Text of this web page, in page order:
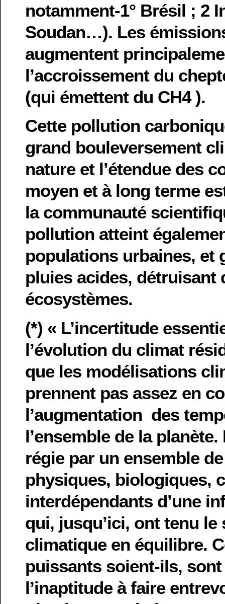
notamment-1° Brésil ; 2
Soudan…). Les
augmentent
l’accroissement du
(qui émettent du CH4 ).
Cette pollution
grand bouleversement
nature et l’étendue des
moyen et à long terme
la communauté
pollution atteint
populations urbaines, et
pluies acides, détruisant
écosystèmes.
(*) « L’incertitude
l’évolution du climat
que les modélisations
prennent pas assez en
l’augmentation des
l’ensemble de la planète.
régie par un ensemble
physiques, biologiques,
interdépendants d’une
qui, jusqu’ici, ont tenu le
climatique en équilibre.
puissants soient-ils,
l’inaptitude à faire